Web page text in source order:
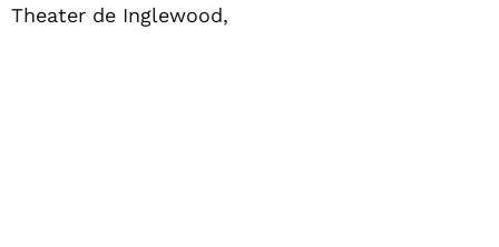
Theater de Inglewood,